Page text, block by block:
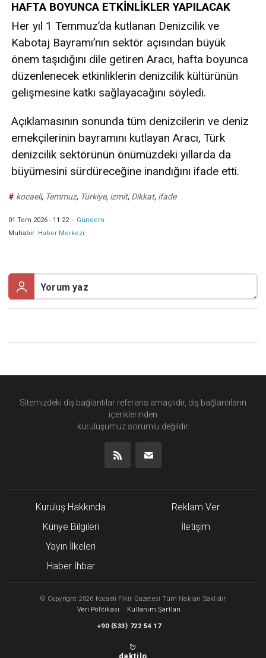
HAFTA BOYUNCA ETKİNLİKLER YAPILACAK
Her yıl 1 Temmuz’da kutlanan Denizcilik ve
Kabotaj Bayramı’nın sektör açısından büyük
önem taşıdığını dile getiren Aracı, hafta boyunca
düzenlenecek etkinliklerin denizcilik kültürünün
gelişmesine katkı sağlayacağını söyledi.
Açıklamasının sonunda tüm denizcilerin ve deniz
emekçilerinin bayramını kutlayan Aracı, Türk
denizcilik sektörünün önümüzdeki yıllarda da
büyümesini sürdüreceğine inandığını ifade etti.
# kocaeli, Temmuz, Türkiye, izmit, Dikkat, ifade
01 Tem 2026 - 11:22 - Gündem
Muhabir
Haber Merkezi
Sitemizdeki dış bağlantılar referans amaçlıdır, dış bağlantıların
içeriklerinden
kuruluşumuz sorumlu değildir.
Kuruluş Hakkında
Künye Bilgileri
Yayın İlkeleri
Haber İhbar
Reklam Ver
İletişim
© Copyright 2026 Kocaeli Fikir Gazetesi Tüm Hakları Saklıdır
Veri Politikası
Kullanım Şartları
+90 (533) 722 54 17
daktilo